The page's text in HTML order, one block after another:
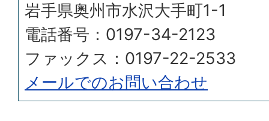
岩手県奥州市水沢大手町1-1
電話番号：0197-34-2123
ファックス：0197-22-2533
メールでのお問い合わせ